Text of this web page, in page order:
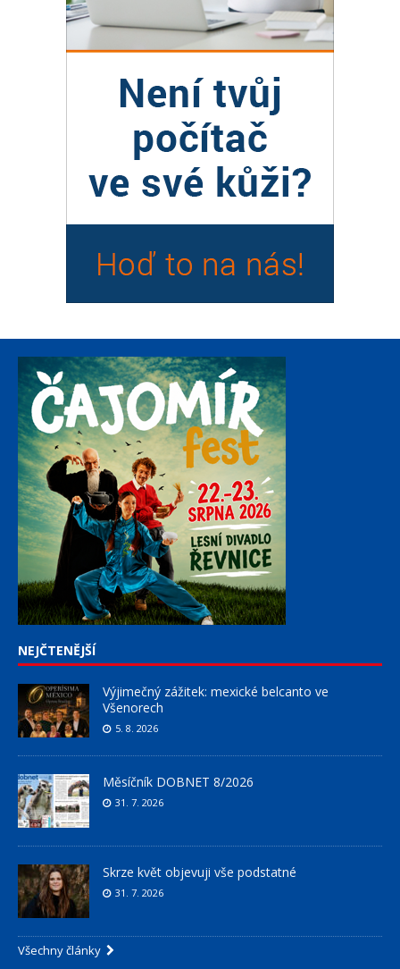
NEJČTENĚJŠÍ
Výjimečný zážitek: mexické belcanto ve
Všenorech
5. 8. 2026
Měsíčník DOBNET 8/2026
31. 7. 2026
Skrze květ objevuji vše podstatné
31. 7. 2026
Všechny články